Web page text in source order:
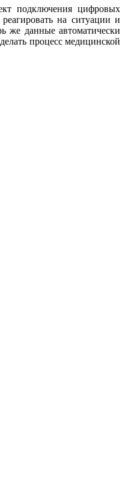
подключения цифровых
на ситуации и
же данные автоматически
процесс медицинской